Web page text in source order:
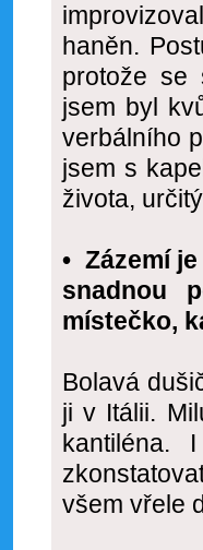
haněn.
protože se
jsem byl
verbálního
jsem s
života,
• Zázemí
snadnou
místečko,
Bolavá
ji v Itálii.
kantiléna.
všem vřele